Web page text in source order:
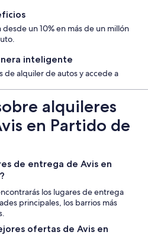
desde un 10% en más de un millón
inteligente
de alquiler de autos y accede a
alquileres
en Partido de
de entrega de Avis en
los lugares de entrega
principales, los barrios más
ofertas de Avis en